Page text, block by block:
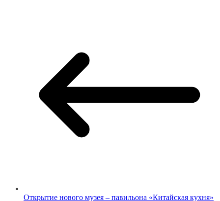
Открытие нового музея – павильона «Китайская кухня»